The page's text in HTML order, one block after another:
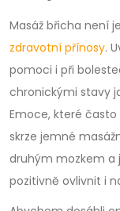
Masáž břicha není
zdravotní přínosy.
pomoci i při
chronickými stavy
Emoce, které
skrze jemné
druhým mozkem a
pozitivně ovlivnit i